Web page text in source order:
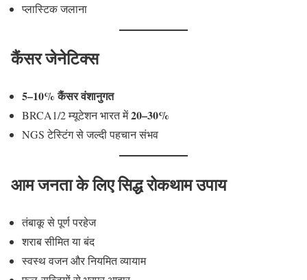
प्लास्टिक जलाना
कैंसर जेनेटिक्स
5–10% कैंसर वंशानुगत
BRCA1/2 म्यूटेशन भारत में20–30%
NGS टेस्टिंग से जल्दी पहचान संभव
आम जनता के लिए सिद्ध रोकथाम उपाय
तंबाकू से पूर्ण परहेज
शराब सीमित या बंद
स्वस्थ वजन और नियमित व्यायाम